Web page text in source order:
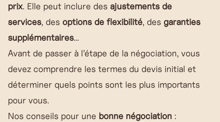
prix. Elle peut inclure des ajustements de
services, des options de flexibilité, des garanties
supplémentaires…
Avant de passer à l’étape de la négociation, vous
devez comprendre les termes du devis initial et
déterminer quels points sont les plus importants
pour vous.
Nos conseils pour une bonne négociation :